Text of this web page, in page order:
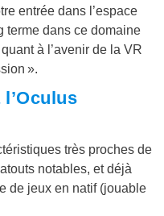
entrée dans l’espace
terme dans ce domaine
à l’avenir de la VR
».
très proches de
notables, et déjà
de jeux en natif (jouable